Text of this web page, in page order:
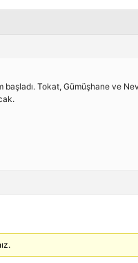
başladı. Tokat, Gümüşhane ve